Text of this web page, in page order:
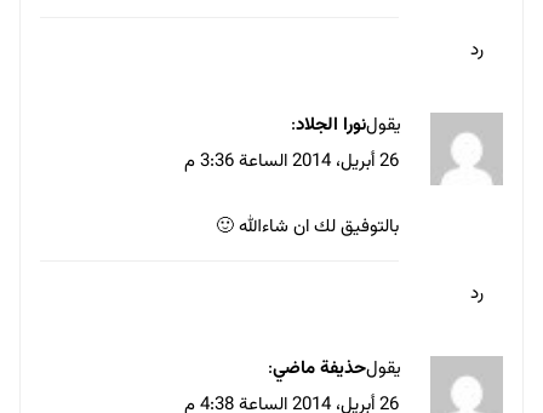
رد
يقولنورا الجلاد:
26 أبريل، 2014 الساعة 3:36 م
بالتوفيق لك ان شاءالله 🙂
رد
يقولحذيفة ماضي:
26 أبريل، 2014 الساعة 4:38 م